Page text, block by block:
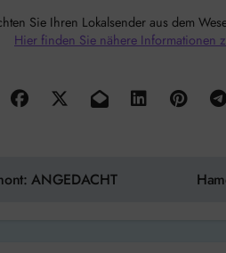
Sie Ihren Lokalsender aus dem
Hier finden Sie nähere Informationen
ANGEDACHT